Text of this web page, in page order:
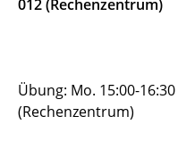
Einführung in
Visualisierung
012 (Rechenzentrum)
Übung: Mo. 15:00-
(Rechenzentrum)